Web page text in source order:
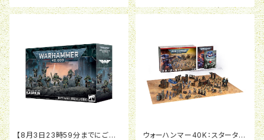
【8月3日23時59分までにご予
ウォーハンマー40K：スターター